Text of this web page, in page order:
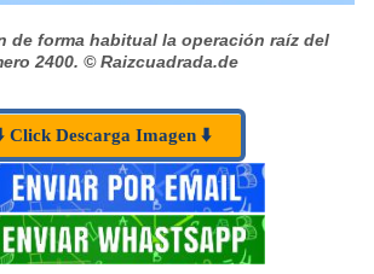
de forma habitual la operación raíz del
2400. © Raizcuadrada.de
Click Descarga Imagen ⬇️